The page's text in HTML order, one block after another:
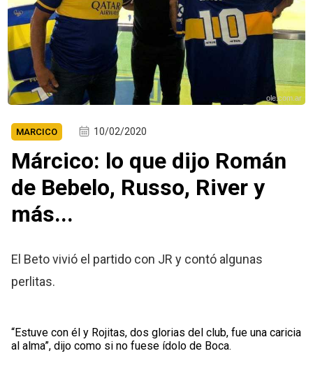
ole.com.ar
MARCICO 10/02/2020
Márcico: lo que dijo Román
de Bebelo, Russo, River y
más...
El Beto vivió el partido con JR y contó algunas
perlitas.
“Estuve con él y Rojitas, dos glorias del club, fue una caricia
al alma”, dijo como si no fuese ídolo de Boca.